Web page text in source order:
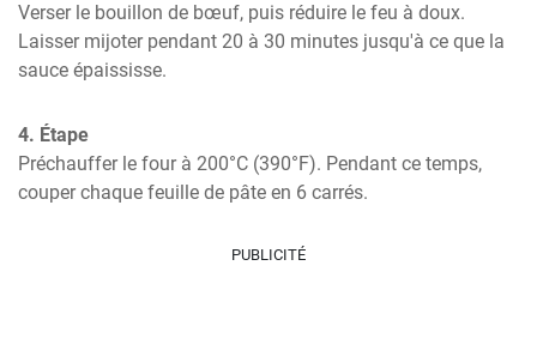
Verser le bouillon de bœuf, puis réduire le feu à doux.
Laisser mijoter pendant 20 à 30 minutes jusqu'à ce que la
sauce épaississe.
4. Étape
Préchauffer le four à 200°C (390°F). Pendant ce temps,
couper chaque feuille de pâte en 6 carrés.
PUBLICITÉ